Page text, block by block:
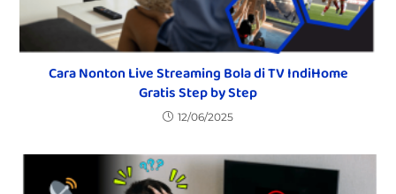
Cara Nonton Live Streaming Bola di TV IndiHome
Gratis Step by Step
12/06/2025